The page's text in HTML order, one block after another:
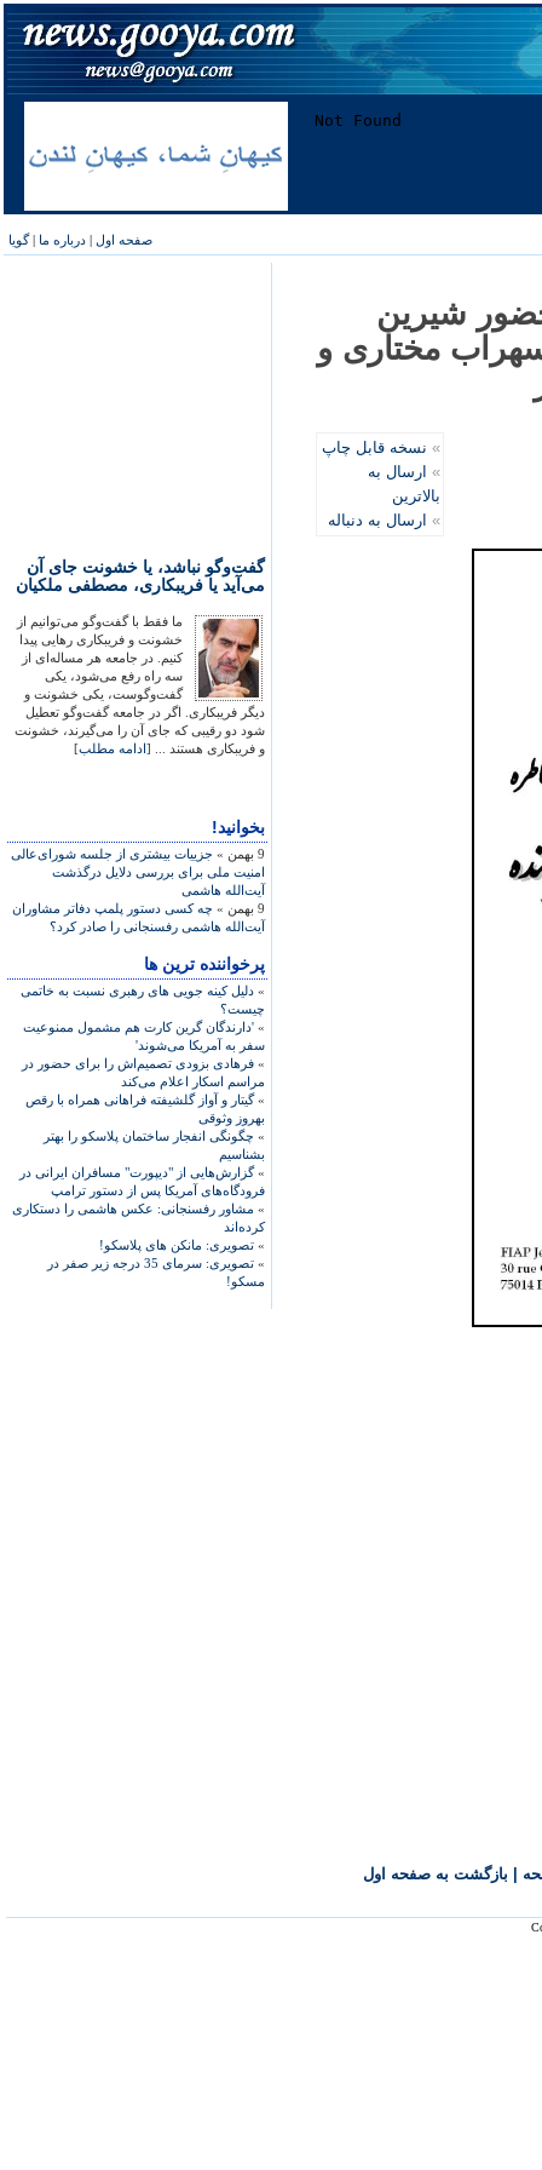
صفحه اول | درباره ما |گویا
گفت‌وگو نباشد، یا خشونت جای آن
می‌آید یا فریبکاری، مصطفی ملکیان
ما فقط با گفت‌وگو می‌توانیم از
خشونت و فریبکاری رهایی پیدا
کنیم. در جامعه هر مساله‌ای از
سه راه رفع می‌شود، یکی
گفت‌وگوست، یکی خشونت و
دیگر فریبکاری. اگر در جامعه گفت‌وگو تعطیل
شود دو رقیبی که جای آن را می‌گیرند، خشونت
و فریبکاری هستند ... [ادامه مطلب]
بخوانید!
9 بهمن »
جزییات بیشتری از جلسه شورای‌عالی
امنیت ملی برای بررسی دلایل درگذشت
آیت‌الله هاشمی
9 بهمن »
چه کسی دستور پلمپ دفاتر مشاوران
آیت‌الله هاشمی رفسنجانی را صادر کرد؟
پرخواننده ترین ها
» دلیل کینه جویی های رهبری نسبت به خاتمی
چیست؟
» 'دارندگان گرین کارت هم مشمول ممنوعیت
سفر به آمریکا می‌شوند'
» فرهادی بزودی تصمیم‌اش را برای حضور در
مراسم اسکار اعلام می‌کند
»گیتار و آواز گلشیفته فراهانی همراه با رقص
بهروز وثوقی
» چگونگی انفجار ساختمان پلاسکو را بهتر
بشناسیم
»گزارش‌هایی از "دیپورت" مسافران ایرانی در
فرودگاه‌های آمریکا پس از دستور ترامپ
» مشاور رفسنجانی: عکس هاشمی را دستکاری
کرده‌اند
» تصویری: مانکن های پلاسکو!
»
تصویری: سرمای 35 درجه زیر صفر در
مسکو!
شيرين
سهراب مختاری و
» نسخه قابل چاپ
» ارسال به
بالاترین
» ارسال به دنباله
بازگشت به صفحه اول